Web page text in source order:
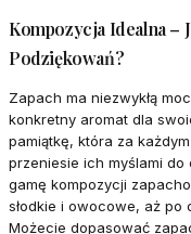
Kompozycja Idealna –
Podziękowań?
Zapach ma niezwykłą
konkretny aromat dla
pamiątkę, która za
przeniesie ich myślami do
gamę kompozycji
słodkie i owocowe, aż po
Możecie dopasować